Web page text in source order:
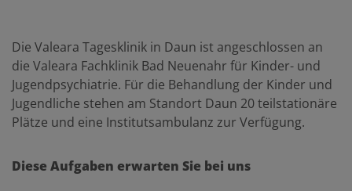
Die Valeara Tagesklinik in Daun ist angeschlossen an
die Valeara Fachklinik Bad Neuenahr für Kinder- und
Jugendpsychiatrie. Für die Behandlung der Kinder und
Jugendliche stehen am Standort Daun 20 teilstationäre
Plätze und eine Institutsambulanz zur Verfügung.
Diese Aufgaben erwarten Sie bei uns